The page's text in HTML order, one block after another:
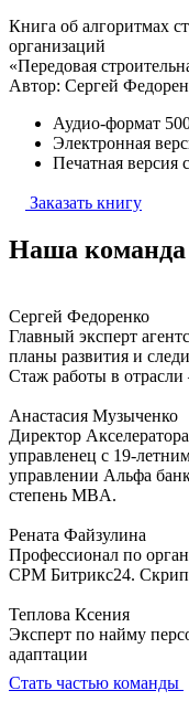
Книга об алгоритмах
организаций
«Передовая
Автор: Сергей
Аудио-формат
Электронная
Печатная версия
Заказать книгу
Наша команда
Сергей Федоренко
Главный эксперт
планы развития и
Стаж работы в отрасли
Анастасия Музыченко
Директор
управленец с 19-
управлении Альфа
степень MBA.
Рената Файзулина
Профессионал по
СРМ Битрикс24.
Теплова Ксения
Эксперт по найму
адаптации
Стать частью команды